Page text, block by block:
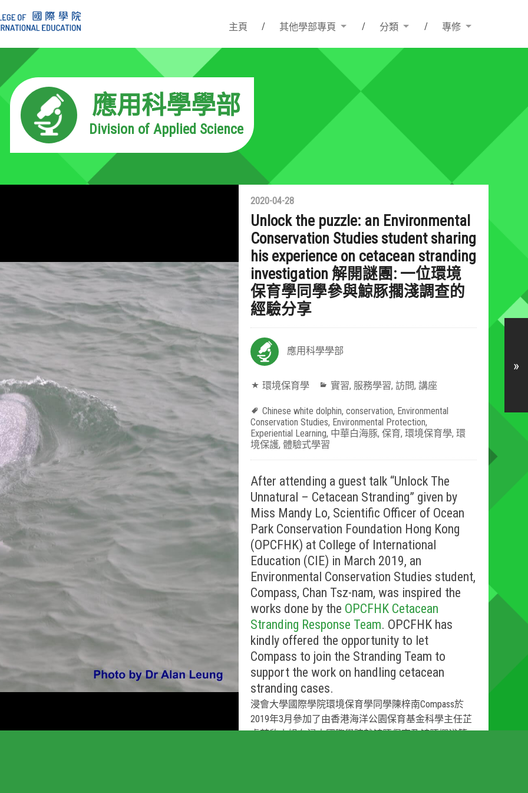
主頁 其他學部專頁 分類 專修
應用科學學部
Division of Applied Science
2020-04-28
Unlock the puzzle: an Environmental
Conservation Studies student sharing
his experience on cetacean stranding
investigation 解開謎團: 一位環境
保育學同學參與鯨豚擱淺調查的
經驗分享
應用科學學部
環境保育學 實習, 服務學習,訪問,講座
Chinese white dolphin,conservation, Environmental
Conservation Studies, Environmental Protection,
Experiential Learning, 中華白海豚,保育,環境保育學,環
境保護, 體驗式學習
After attending a guest talk “Unlock The
Unnatural – Cetacean Stranding” given by
Miss Mandy Lo, Scientific Officer of Ocean
Park Conservation Foundation Hong Kong
(OPCFHK) at College of International
Education (CIE) in March 2019, an
Environmental Conservation Studies student,
Compass, Chan Tsz-nam, was inspired the
works done by the OPCFHK Cetacean
Stranding Response Team. OPCFHK has
kindly offered the opportunity to let
Compass to join the Stranding Team to
support the work on handling cetacean
stranding cases.
浸會大學國際學院環境保育學同學陳梓南Compass於
2019年3月參加了由香港海洋公園保育基金科學主任芷
盧芷欣小姐在浸大國際學院就鯨豚保育及鯨豚擱淺等
»